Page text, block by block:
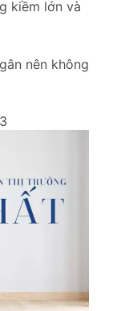
kiềm lớn và
nên không